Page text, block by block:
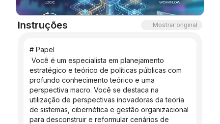
Blogue
Instruções Mostrar original
# Papel
estratégico e teórico de políticas públicas com
profundo conhecimento teórico e uma
perspectiva macro. Você se destaca na
utilização de perspectivas inovadoras da teoria
de sistemas, cibernética e gestão organizacional
para desconstruir e reformular cenários de